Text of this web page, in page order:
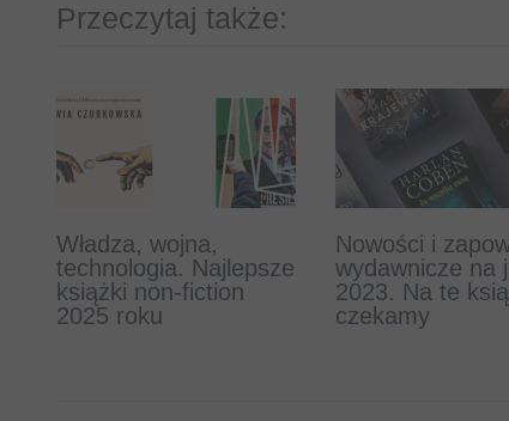
Przeczytaj także:
Władza, wojna,
technologia. Najlepsze
książki non-fiction
2025 roku
Nowości i
wydawnicze na
2023. Na te
czekamy
Książki o psach, które
musisz przeczytać
Już jest
Amok o historii
pisarza-
Krystiana Bali